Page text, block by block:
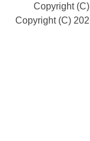
Copyright
Copyright (C)